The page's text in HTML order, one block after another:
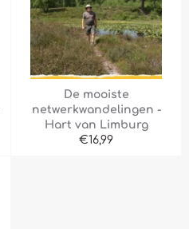
De mooiste
netwerkwandelingen -
Hart van Limburg
Normale
€16,99